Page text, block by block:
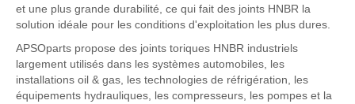
et une plus grande durabilité, ce qui fait des joints HNBR la
solution idéale pour les conditions d'exploitation les plus dures.
APSOparts propose des joints toriques HNBR industriels
largement utilisés dans les systèmes automobiles, les
installations oil & gas, les technologies de réfrigération, les
équipements hydrauliques, les compresseurs, les pompes et la